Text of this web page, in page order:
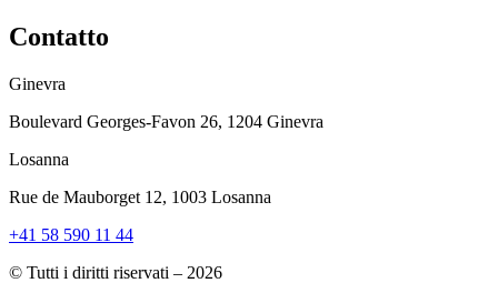
Contatto
Ginevra
Boulevard Georges-Favon 26, 1204 Ginevra
Losanna
Rue de Mauborget 12, 1003 Losanna
+41 58 590 11 44
© Tutti i diritti riservati – 2026